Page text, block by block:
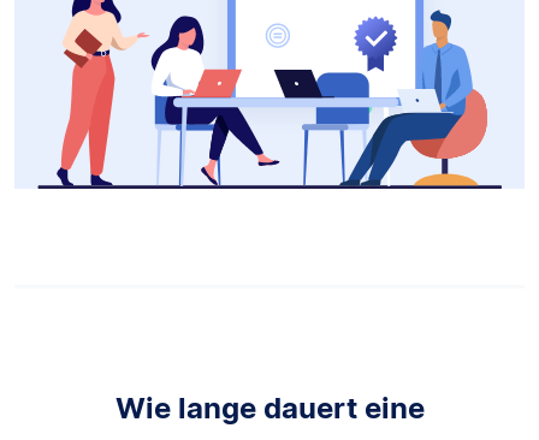
Wie lange dauert eine